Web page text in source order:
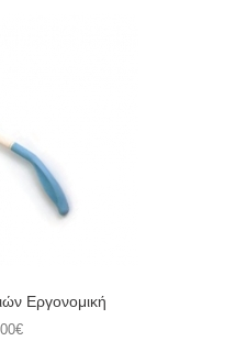
Εργονoμική